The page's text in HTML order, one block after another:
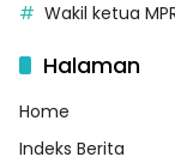
Wakil ketua
Halaman
Home
Indeks Berita